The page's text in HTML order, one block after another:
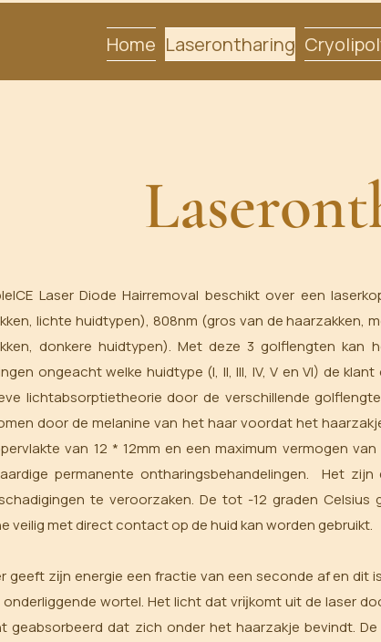
Home Laserontharing
Laser Diode Hairremoval beschikt over een
lichte huidtypen), 808nm (gros van de haarzakken,
donkere huidtypen). Met deze 3 golflengten kan
ongeacht welke huidtype (I, II, III, IV, V en VI) de
lichtabsorptietheorie door de verschillende
door de melanine van het haar voordat het
van 12 * 12mm en een maximum vermogen
permanente ontharingsbehandelingen. Het
te veroorzaken. De tot -12 graden
veilig met direct contact op de huid kan worden gebruikt.
geeft zĳn energie een fractie van een seconde af en
wortel. Het licht dat vrĳkomt uit de laser
geabsorbeerd dat zich onder het haarzakje bevindt.